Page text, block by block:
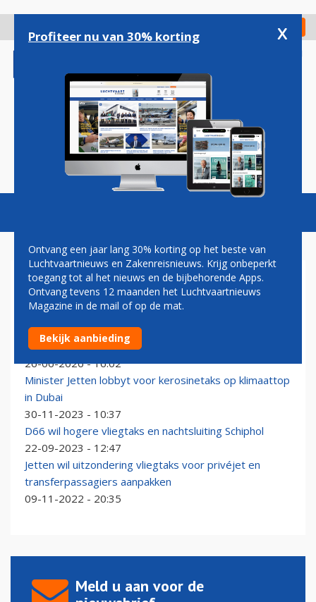
gaan
Check in
Magazine Podcasts Vacatures
ROB JETTEN
Jetten reageert op vervanging Boeing 737-
regeringsvliegtuig: 'Eigenlijk zonde'
26-06-2026 - 16:02
Minister Jetten lobbyt voor kerosinetaks op klimaattop
in Dubai
30-11-2023 - 10:37
D66 wil hogere vliegtaks en nachtsluiting Schiphol
22-09-2023 - 12:47
Jetten wil uitzondering vliegtaks voor privéjet en
transferpassagiers aanpakken
09-11-2022 - 20:35
Meld u aan voor de
Profiteer nu van 30% korting x
Ontvang een jaar lang 30% korting op het beste van
Luchtvaartnieuws en Zakenreisnieuws. Krijg onbeperkt
toegang tot al het nieuws en de bijbehorende Apps.
Ontvang tevens 12 maanden het Luchtvaartnieuws
Magazine in de mail of op de mat.
Bekijk aanbieding